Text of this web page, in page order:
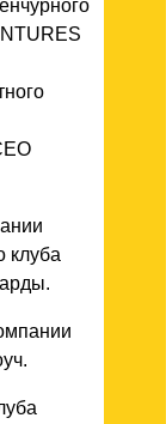
клуба